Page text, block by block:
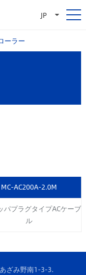
JP
ーラー
MC-AC200A-2.0M
パプラグタイプACケーブ
ル
ざみ野南1-3-3.